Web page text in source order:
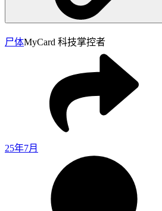
尸体MyCard 科技掌控者
25年7月